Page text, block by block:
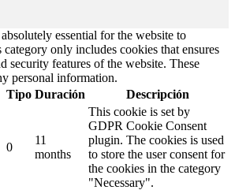
essential for the website to
only includes cookies that ensures
security features of the website. These
personal information.
Tipo Duración Descripción
0
11
months
This cookie is set by
GDPR Cookie Consent
plugin. The cookies is used
to store the user consent for
the cookies in the category
"Necessary".